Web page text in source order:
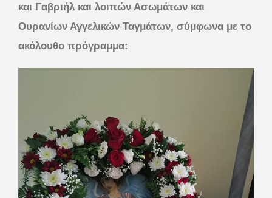
και Γαβριήλ και λοιπών Ασωμάτων και
Ουρανίων Αγγελικών Ταγμάτων, σύμφωνα με το
ακόλουθο πρόγραμμα: